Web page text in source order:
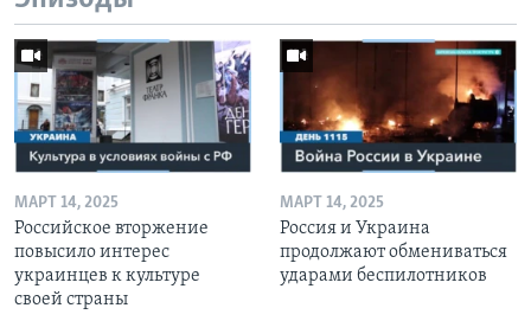
МАРТ 14, 2025
Российское вторжение
повысило интерес
украинцев к культуре
своей страны
МАРТ 14, 2025
Россия и Украина
продолжают обмениваться
ударами беспилотников